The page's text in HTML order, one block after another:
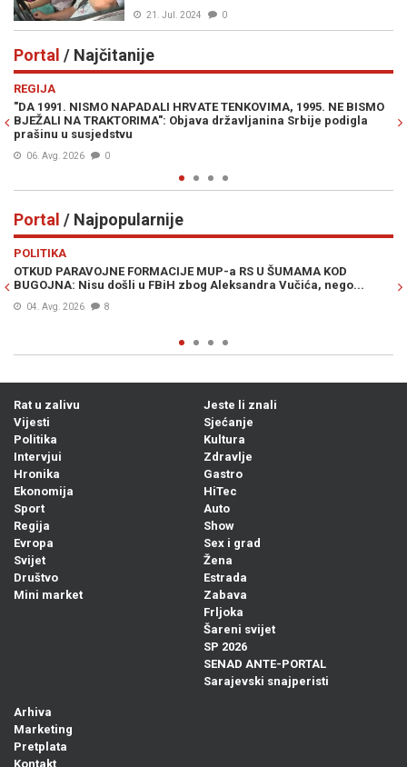
21. Jul. 2024 0
Portal / Najčitanije
REGIJA
"DA 1991. NISMO NAPADALI HRVATE TENKOVIMA, 1995. NE BISMO
BJEŽALI NA TRAKTORIMA": Objava državljanina Srbije podigla
prašinu u susjedstvu
06. Avg. 2026 0
Portal / Najpopularnije
POLITIKA
OTKUD PARAVOJNE FORMACIJE MUP-a RS U ŠUMAMA KOD
BUGOJNA: Nisu došli u FBiH zbog Aleksandra Vučića, nego...
04. Avg. 2026 8
Rat u zalivu
Vijesti
Politika
Intervjui
Hronika
Ekonomija
Sport
Regija
Evropa
Svijet
Društvo
Mini market
Jeste li znali
Sjećanje
Kultura
Zdravlje
Gastro
HiTec
Auto
Show
Sex i grad
Žena
Estrada
Zabava
Frljoka
Šareni svijet
SP 2026
SENAD ANTE-PORTAL
Sarajevski snajperisti
Arhiva
Marketing
Pretplata
Kontakt